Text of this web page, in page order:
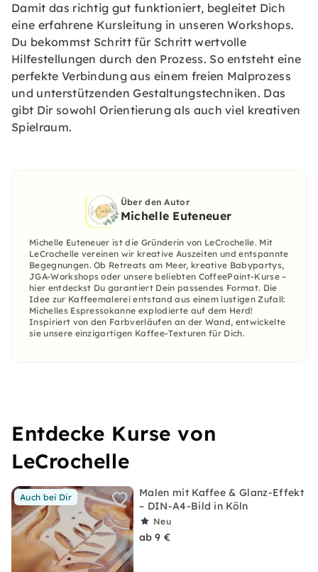
Damit das richtig gut funktioniert, begleitet Dich
eine erfahrene Kursleitung in unseren Workshops.
Du bekommst Schritt für Schritt wertvolle
Hilfestellungen durch den Prozess. So entsteht eine
perfekte Verbindung aus einem freien Malprozess
und unterstützenden Gestaltungstechniken. Das
gibt Dir sowohl Orientierung als auch viel kreativen
Spielraum.
Über den Autor
Michelle Euteneuer
Michelle Euteneuer ist die Gründerin von LeCrochelle. Mit
LeCrochelle vereinen wir kreative Auszeiten und entspannte
Begegnungen. Ob Retreats am Meer, kreative Babypartys,
JGA-Workshops oder unsere beliebten CoffeePaint-Kurse –
hier entdeckst Du garantiert Dein passendes Format. Die
Idee zur Kaffeemalerei entstand aus einem lustigen Zufall:
Michelles Espressokanne explodierte auf dem Herd!
Inspiriert von den Farbverläufen an der Wand, entwickelte
sie unsere einzigartigen Kaffee-Texturen für Dich.
Entdecke Kurse von
LeCrochelle
Auch bei Dir
Malen mit Kaffee & Glanz-Effekt
– DIN-A4-Bild in Köln
Neu
ab 9 €